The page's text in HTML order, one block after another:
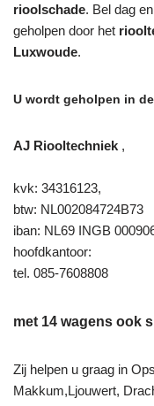
rioolschade. Bel dag
geholpen door het
Luxwoude.
U wordt geholpen in
AJ Riooltechniek ,
kvk: 34316123,
btw: NL002084724B73
iban: NL69 INGB
hoofdkantoor:
tel. 085-7608808
met 14 wagens ook
Zij helpen u graag in
Makkum,Ljouwert,